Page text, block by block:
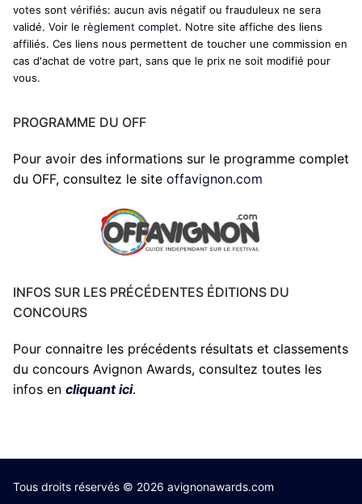
votes sont vérifiés: aucun avis négatif ou frauduleux ne sera
validé. Voir le règlement complet. Notre site affiche des liens
affiliés. Ces liens nous permettent de toucher une commission en
cas d'achat de votre part, sans que le prix ne soit modifié pour
vous.
PROGRAMME DU OFF
Pour avoir des informations sur le programme complet
du OFF, consultez le site offavignon.com
INFOS SUR LES PRÉCÉDENTES ÉDITIONS DU
CONCOURS
Pour connaitre les précédents résultats et classements
du concours Avignon Awards, consultez toutes les
infos en cliquant ici.
Tous droits réservés © 2026 avignonawards.com